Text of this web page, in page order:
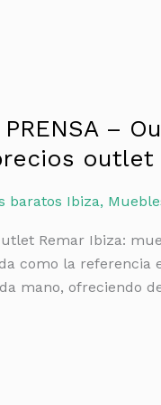
PRENSA –
baratos Ibiza,
Remar Ibiza:
como la
mano, ofreciendo